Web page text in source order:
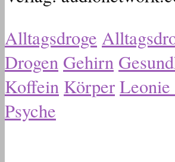
Alltagsdroge
Drogen Gehirn
Koffein KörperLeonie
Psyche